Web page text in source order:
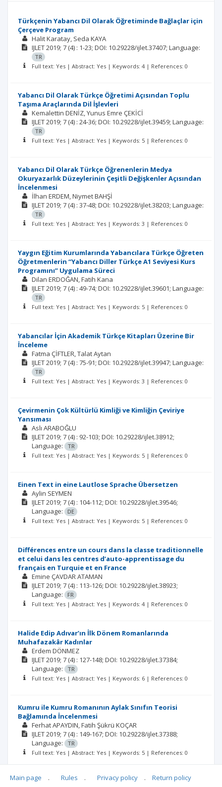
Türkçenin Yabancı Dil Olarak Öğretiminde Bağlaçlar için
Çerçeve Program
Halit Karatay Seda KAYA
IJLET2019; 7 (4) : 1-23; DOI: 10.29228/ijlet.37407; Language:
TR
Full text: Yes | Abstract: Yes | Keywords: 4 | References: 0
Yabancı Dil Olarak Türkçe Öğretimi Açısından Toplu
Taşıma Araçlarında Dil İşlevleri
Kemalettin DENİZ Yunus Emre ÇEKİCİ
IJLET2019; 7 (4) : 24-36; DOI: 10.29228/ijlet.39459; Language:
TR
Full text: Yes | Abstract: Yes | Keywords: 5 | References: 0
Yabancı Dil Olarak Türkçe Öğrenenlerin Medya
Okuryazarlık Düzeylerinin Çeşitli Değişkenler Açısından
İncelenmesi
İlhan ERDEM Niymet BAHŞİ
IJLET2019; 7 (4) : 37-48; DOI: 10.29228/ijlet.38203; Language:
TR
Full text: Yes | Abstract: Yes | Keywords: 3 | References: 0
Yaygın Eğitim Kurumlarında Yabancılara Türkçe Öğreten
Öğretmenlerin “Yabancı Diller Türkçe A1 Seviyesi Kurs
Programını” Uygulama Süreci
Dilan ERDOĞAN Fatih Kana
IJLET2019; 7 (4) : 49-74; DOI: 10.29228/ijlet.39601; Language:
TR
Full text: Yes | Abstract: Yes | Keywords: 5 | References: 0
Yabancılar İçin Akademik Türkçe Kitapları Üzerine Bir
İnceleme
Fatma ÇİFTLER Talat Aytan
IJLET2019; 7 (4) : 75-91; DOI: 10.29228/ijlet.39947; Language:
TR
Full text: Yes | Abstract: Yes | Keywords: 3 | References: 0
Çevirmenin Çok Kültürlü Kimliği ve Kimliğin Çeviriye
Yansıması
Aslı ARABOĞLU
IJLET2019; 7 (4) : 92-103; DOI: 10.29228/ijlet.38912;
Language:
TR
Full text: Yes | Abstract: Yes | Keywords: 5 | References: 0
Einen Text in eine Lautlose Sprache Übersetzen
Aylin SEYMEN
IJLET2019; 7 (4) : 104-112; DOI: 10.29228/ijlet.39546;
Language:
DE
Full text: Yes | Abstract: Yes | Keywords: 5 | References: 0
Différences entre un cours dans la classe traditionnelle
et celui dans les centres d’auto-apprentissage du
français en Turquie et en France
Emine ÇAVDAR ATAMAN
IJLET2019; 7 (4) : 113-126; DOI: 10.29228/ijlet.38923;
Language:
FR
Full text: Yes | Abstract: Yes | Keywords: 4 | References: 0
Halide Edip Adıvar’ın İlk Dönem Romanlarında
Muhafazakâr Kadınlar
Erdem DÖNMEZ
IJLET2019; 7 (4) : 127-148; DOI: 10.29228/ijlet.37384;
Language:
TR
Full text: Yes | Abstract: Yes | Keywords: 6 | References: 0
Kumru ile Kumru Romanının Aylak Sınıfın Teorisi
Bağlamında İncelenmesi
Ferhat APAYDIN Fatih Şükrü KOÇAR
IJLET2019; 7 (4) : 149-167; DOI: 10.29228/ijlet.37388;
Language:
TR
Full text: Yes | Abstract: Yes | Keywords: 5 | References: 0
Main page . Rules . Privacy policy . Return policy